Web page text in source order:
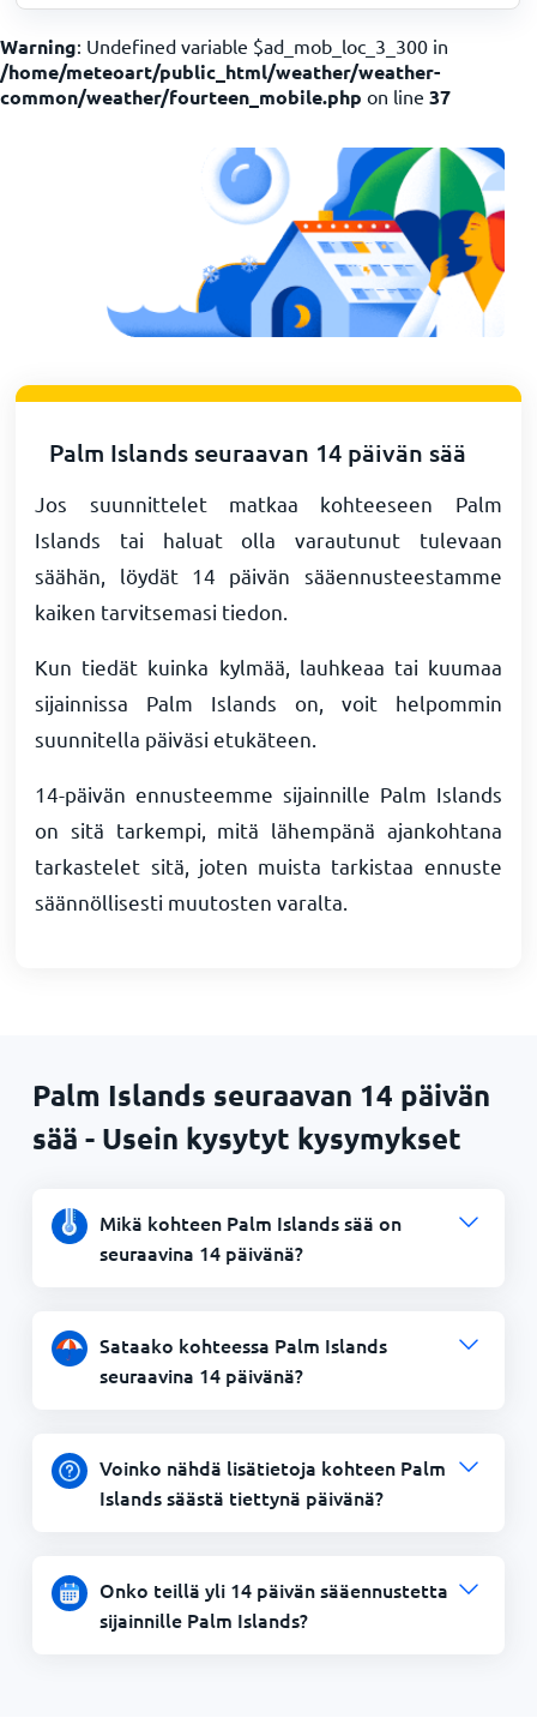
Warning: Undefined variable $ad_mob_loc_3_300 in
/home/meteoart/public_html/weather/weather-
common/weather/fourteen_mobile.php on line 37
Palm Islands seuraavan 14 päivän sää
Jos suunnittelet matkaa kohteeseen Palm
Islands tai haluat olla varautunut tulevaan
säähän, löydät 14 päivän sääennusteestamme
kaiken tarvitsemasi tiedon.
Kun tiedät kuinka kylmää, lauhkeaa tai kuumaa
sijainnissa Palm Islands on, voit helpommin
suunnitella päiväsi etukäteen.
14-päivän ennusteemme sijainnille Palm Islands
on sitä tarkempi, mitä lähempänä ajankohtana
tarkastelet sitä, joten muista tarkistaa ennuste
säännöllisesti muutosten varalta.
Palm Islands seuraavan 14 päivän
sää - Usein kysytyt kysymykset
Mikä kohteen Palm Islands sää on
seuraavina 14 päivänä?
Sataako kohteessa Palm Islands
seuraavina 14 päivänä?
Voinko nähdä lisätietoja kohteen Palm
Islands säästä tiettynä päivänä?
Onko teillä yli 14 päivän sääennustetta
sijainnille Palm Islands?